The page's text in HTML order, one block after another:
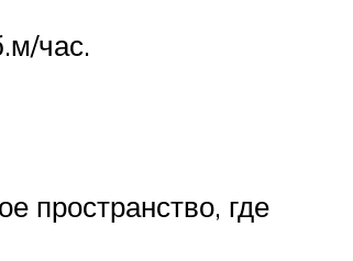
час.
пространство, где